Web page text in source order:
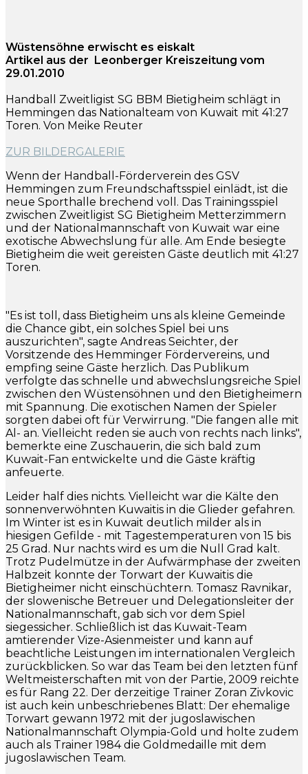
Wüstensöhne erwischt es eiskalt
Artikel aus der Leonberger Kreiszeitung vom
29.01.2010
Handball Zweitligist SG BBM Bietigheim schlägt in
Hemmingen das Nationalteam von Kuwait mit 41:27
Toren. Von Meike Reuter
ZUR BILDERGALERIE
Wenn der Handball-Förderverein des GSV
Hemmingen zum Freundschaftsspiel einlädt, ist die
neue Sporthalle brechend voll. Das Trainingsspiel
zwischen Zweitligist SG Bietigheim Metterzimmern
und der Nationalmannschaft von Kuwait war eine
exotische Abwechslung für alle. Am Ende besiegte
Bietigheim die weit gereisten Gäste deutlich mit 41:27
Toren.
"Es ist toll, dass Bietigheim uns als kleine Gemeinde
die Chance gibt, ein solches Spiel bei uns
auszurichten", sagte Andreas Seichter, der
Vorsitzende des Hemminger Fördervereins, und
empfing seine Gäste herzlich. Das Publikum
verfolgte das schnelle und abwechslungsreiche Spiel
zwischen den Wüstensöhnen und den Bietigheimern
mit Spannung. Die exotischen Namen der Spieler
sorgten dabei oft für Verwirrung. "Die fangen alle mit
Al- an. Vielleicht reden sie auch von rechts nach links",
bemerkte eine Zuschauerin, die sich bald zum
Kuwait-Fan entwickelte und die Gäste kräftig
anfeuerte.
Leider half dies nichts. Vielleicht war die Kälte den
sonnenverwöhnten Kuwaitis in die Glieder gefahren.
Im Winter ist es in Kuwait deutlich milder als in
hiesigen Gefilde - mit Tagestemperaturen von 15 bis
25 Grad. Nur nachts wird es um die Null Grad kalt.
Trotz Pudelmütze in der Aufwärmphase der zweiten
Halbzeit konnte der Torwart der Kuwaitis die
Bietigheimer nicht einschüchtern. Tomasz Ravnikar,
der slowenische Betreuer und Delegationsleiter der
Nationalmannschaft, gab sich vor dem Spiel
siegessicher. Schließlich ist das Kuwait-Team
amtierender Vize-Asienmeister und kann auf
beachtliche Leistungen im internationalen Vergleich
zurückblicken. So war das Team bei den letzten fünf
Weltmeisterschaften mit von der Partie, 2009 reichte
es für Rang 22. Der derzeitige Trainer Zoran Zivkovic
ist auch kein unbeschriebenes Blatt: Der ehemalige
Torwart gewann 1972 mit der jugoslawischen
Nationalmannschaft Olympia-Gold und holte zudem
auch als Trainer 1984 die Goldmedaille mit dem
jugoslawischen Team.